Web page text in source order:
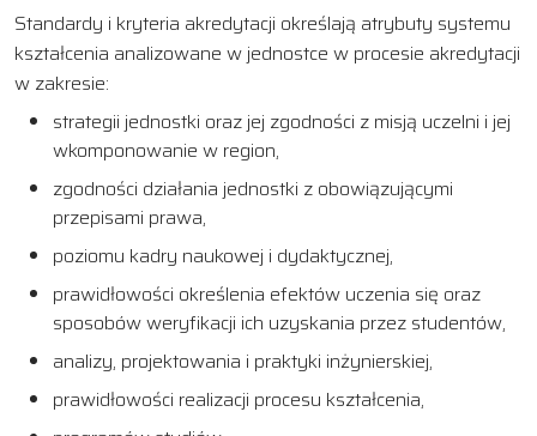
Standardy i kryteria akredytacji określają atrybuty systemu
kształcenia analizowane w jednostce w procesie akredytacji
w zakresie:
strategii jednostki oraz jej zgodności z misją uczelni i jej
wkomponowanie w region,
zgodności działania jednostki z obowiązującymi
przepisami prawa,
poziomu kadry naukowej i dydaktycznej,
prawidłowości określenia efektów uczenia się oraz
sposobów weryfikacji ich uzyskania przez studentów,
analizy, projektowania i praktyki inżynierskiej,
prawidłowości realizacji procesu kształcenia,